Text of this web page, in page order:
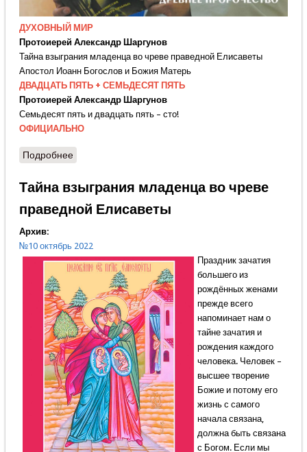
ДУХОВНЫЙ МИР
Протоиерей Александр Шаргунов
Тайна взыграния младенца во чреве праведной Елисаветы
Апостол Иоанн Богослов и Божия Матерь
ДВАДЦАТЬ ПЯТЬ + СЕМЬДЕСЯТ ПЯТЬ
Протоиерей Александр Шаргунов
Семьдесят пять и двадцать пять – сто!
ОФИЦИАЛЬНО
Подробнеео № 10 октябрь 2022
Тайна взыграния младенца во чреве
праведной Елисаветы
Архив:
№10 октябрь 2022
Праздник зачатия
большего из
рождённых женами
прежде всего
напоминает нам о
тайне зачатия и
рождения каждого
человека. Человек –
высшее творение
Божие и потому его
жизнь с самого
начала связана,
должна быть связана
с Богом. Если мы